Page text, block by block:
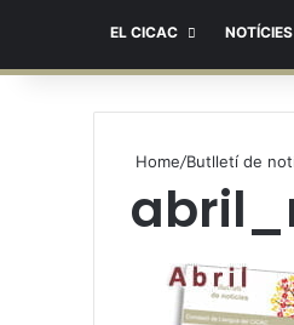
EL CICAC NOTÍCIES
Home/Butlletí de